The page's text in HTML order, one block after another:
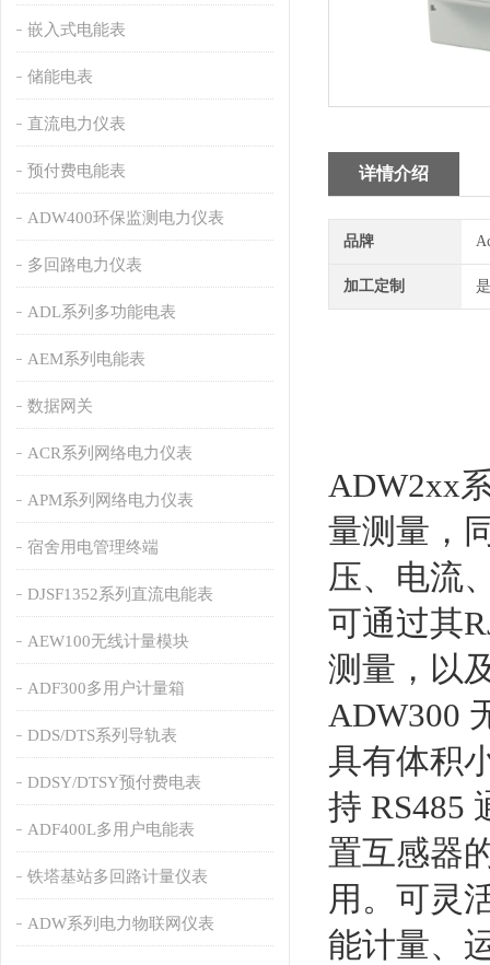
嵌入式电能表
储能电表
直流电力仪表
预付费电能表
ADW400环保监测电力仪表
多回路电力仪表
ADL系列多功能电表
AEM系列电能表
数据网关
ACR系列网络电力仪表
APM系列网络电力仪表
宿舍用电管理终端
DJSF1352系列直流电能表
AEW100无线计量模块
ADF300多用户计量箱
DDS/DTS系列导轨表
DDSY/DTSY预付费电表
ADF400L多用户电能表
铁塔基站多回路计量仪表
ADW系列电力物联网仪表
详情介绍
品牌
加工定制
ADW2xx
量测量，
压、电流
可通过其
测量，以
ADW300
具有体积
持 RS485
置互感器
用。可灵
能计量、